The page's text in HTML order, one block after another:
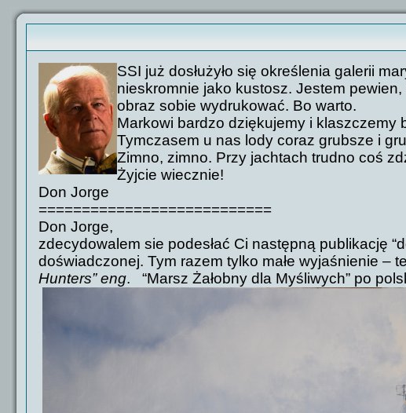
SSI już dosłużyło się określenia galerii
nieskromnie jako kustosz. Jestem
obraz sobie wydrukować. Bo warto.
Markowi bardzo dziękujemy i klaszczemy
Tymczasem u nas lody coraz grubsze i
Zimno, zimno. Przy jachtach trudno coś
Żyjcie wiecznie!
Don Jorge
===========================
Don Jorge,
zdecydowalem sie podesłać Ci następną publikację
doświadczonej. Tym razem tylko małe wyjaśnienie –
Hunters” eng. “Marsz Żałobny dla Myśliwych” po